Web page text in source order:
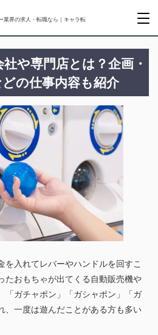
業界の求人・転職なら｜キャラ転
や専門店とは？企画・
の仕事内容も紹介
を入れてレバーやハンドルを回すこ
たおもちゃが出てくる自動販売機や
「ガチャポン」「ガシャポン」「ガ
、一度は遊んだことがある方も多い